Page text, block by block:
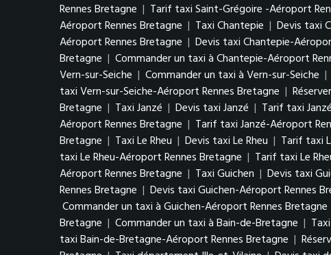
Rennes Bretagne | Tarif taxi Saint-Grégoire -Aéroport
Aéroport Rennes Bretagne | Taxi Chantepie | Devis taxi
Aéroport Rennes Bretagne | Devis taxi Chantepie-
Bretagne | Commander un taxi à Chantepie-Aéroport
Vern-sur-Seiche | Commander un taxi à Vern-sur-Seiche |
taxi Vern-sur-Seiche-Aéroport Rennes Bretagne |
Bretagne | Taxi Janzé | Devis taxi Janzé | Tarif taxi Janzé
Aéroport Rennes Bretagne | Tarif taxi Janzé-Aéroport
Bretagne | Taxi Le Rheu | Devis taxi Le Rheu | Tarif taxi
taxi Le Rheu-Aéroport Rennes Bretagne | Tarif taxi Le
Aéroport Rennes Bretagne | Taxi Guichen | Devis taxi
Rennes Bretagne | Devis taxi Guichen-Aéroport Rennes
Commander un taxi à Guichen-Aéroport Rennes Bretagne
Bretagne | Commander un taxi à Bain-de-Bretagne |
taxi Bain-de-Bretagne-Aéroport Rennes Bretagne |